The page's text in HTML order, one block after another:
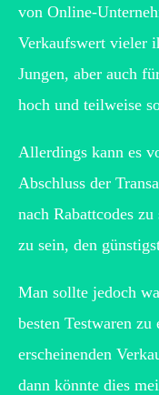
von Online-
Verkaufswert vieler
Jungen, aber auch
hoch und teilweise
Allerdings kann es
Abschluss der
nach Rabattcodes
zu sein, den
Man sollte jedoch
besten Testwaren zu
erscheinenden
dann könnte dies